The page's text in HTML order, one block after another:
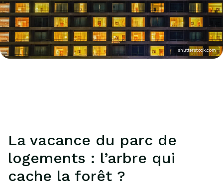
shutterstock.com
La vacance du parc de
logements : l’arbre qui
cache la forêt ?